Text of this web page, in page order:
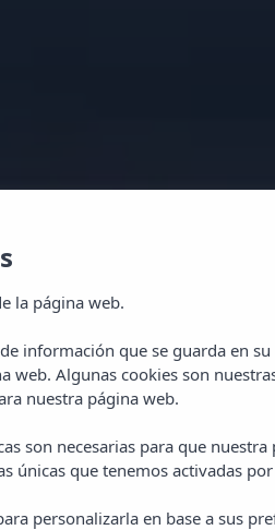
la página web.
información que se guarda en su
web. Algunas cookies son
nuestra página web.
son necesarias para que nuestra
únicas que tenemos activadas
personalizarla en base a sus